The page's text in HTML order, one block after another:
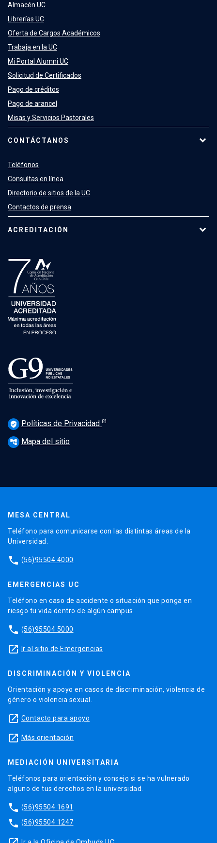
Almacén UC
Librerías UC
Oferta de Cargos Académicos
Trabaja en la UC
Mi Portal Alumni UC
Solicitud de Certificados
Pago de créditos
Pago de arancel
Misas y Servicios Pastorales
CONTÁCTANOS
Teléfonos
Consultas en línea
Directorio de sitios de la UC
Contactos de prensa
ACREDITACIÓN
verified_user Políticas de Privacidad
account_tree Mapa del sitio
MESA CENTRAL
Teléfono para comunicarse con las distintas áreas de la
Universidad.
phone (56)95504 4000
EMERGENCIAS UC
Teléfono en caso de accidente o situación que ponga en
riesgo tu vida dentro de algún campus.
phone (56)95504 5000
launch Ir al sitio de Emergencias
DISCRIMINACIÓN Y VIOLENCIA
Orientación y apoyo en casos de discriminación, violencia de
género o violencia sexual.
launch Contacto para apoyo
launch Más orientación
MEDIACIÓN UNIVERSITARIA
Teléfonos para orientación y consejo si se ha vulnerado
alguno de tus derechos en la universidad.
phone (56)95504 1691
phone (56)95504 1247